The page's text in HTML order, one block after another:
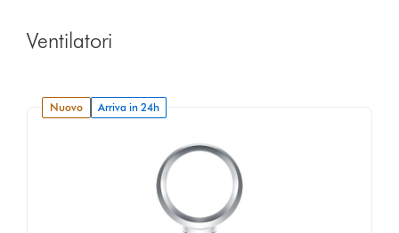
Ventilatori
nuovo Arriva in 24h